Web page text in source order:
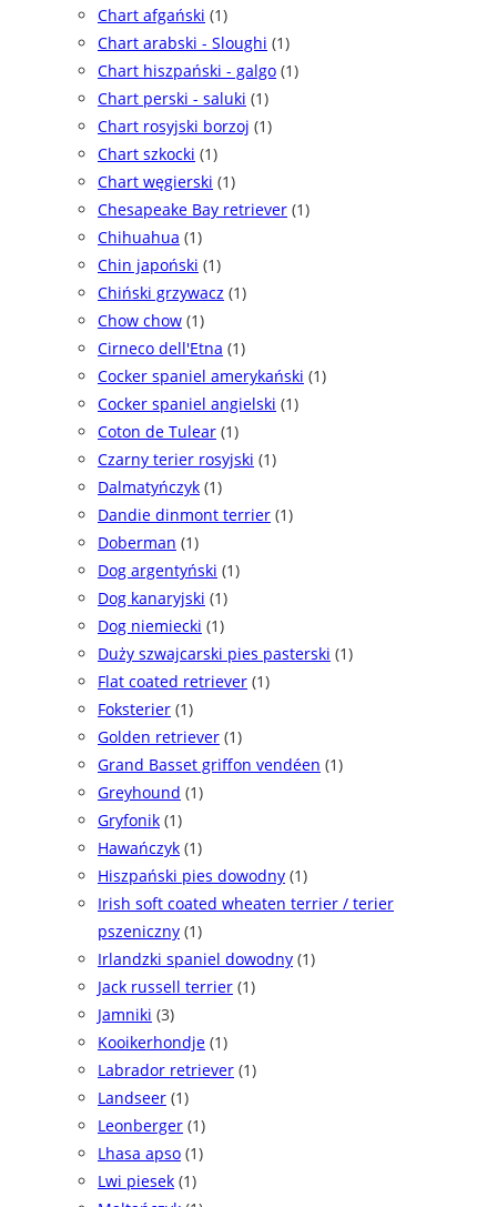
Chart afgański (1)
Chart arabski - Sloughi (1)
Chart hiszpański - galgo (1)
Chart perski - saluki (1)
Chart rosyjski borzoj (1)
Chart szkocki (1)
Chart węgierski (1)
Chesapeake Bay retriever (1)
Chihuahua (1)
Chin japoński (1)
Chiński grzywacz (1)
Chow chow (1)
Cirneco dell'Etna (1)
Cocker spaniel amerykański (1)
Cocker spaniel angielski (1)
Coton de Tulear (1)
Czarny terier rosyjski (1)
Dalmatyńczyk (1)
Dandie dinmont terrier (1)
Doberman (1)
Dog argentyński (1)
Dog kanaryjski (1)
Dog niemiecki (1)
Duży szwajcarski pies pasterski (1)
Flat coated retriever (1)
Foksterier (1)
Golden retriever (1)
Grand Basset griffon vendéen (1)
Greyhound (1)
Gryfonik (1)
Hawańczyk (1)
Hiszpański pies dowodny (1)
Irish soft coated wheaten terrier / terier
pszeniczny (1)
Irlandzki spaniel dowodny (1)
Jack russell terrier (1)
Jamniki (3)
Kooikerhondje (1)
Labrador retriever (1)
Landseer (1)
Leonberger (1)
Lhasa apso (1)
Lwi piesek (1)